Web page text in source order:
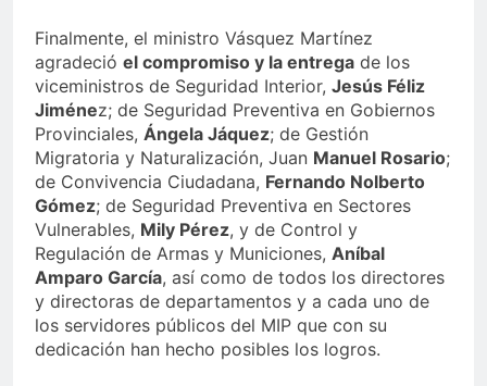
Finalmente, el ministro Vásquez Martínez
agradeció el compromiso y la entrega de los
viceministros de Seguridad Interior, Jesús Féliz
Jiménez; de Seguridad Preventiva en Gobiernos
Provinciales, Ángela Jáquez; de Gestión
Migratoria y Naturalización, Juan Manuel Rosario;
de Convivencia Ciudadana, Fernando Nolberto
Gómez; de Seguridad Preventiva en Sectores
Vulnerables, Mily Pérez, y de Control y
Regulación de Armas y Municiones, Aníbal
Amparo García, así como de todos los directores
y directoras de departamentos y a cada uno de
los servidores públicos del MIP que con su
dedicación han hecho posibles los logros.